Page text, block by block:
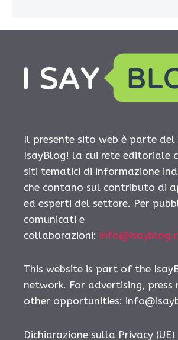
Il presente sito web è parte
IsayBlog! la cui rete editoriale
siti tematici di informazione
che contano sul contributo di
ed esperti del settore. Per
comunicati e
collaborazioni:
This website is part of the
network. For advertising, press
other opportunities:
Dichiarazione sulla Privacy (UE)